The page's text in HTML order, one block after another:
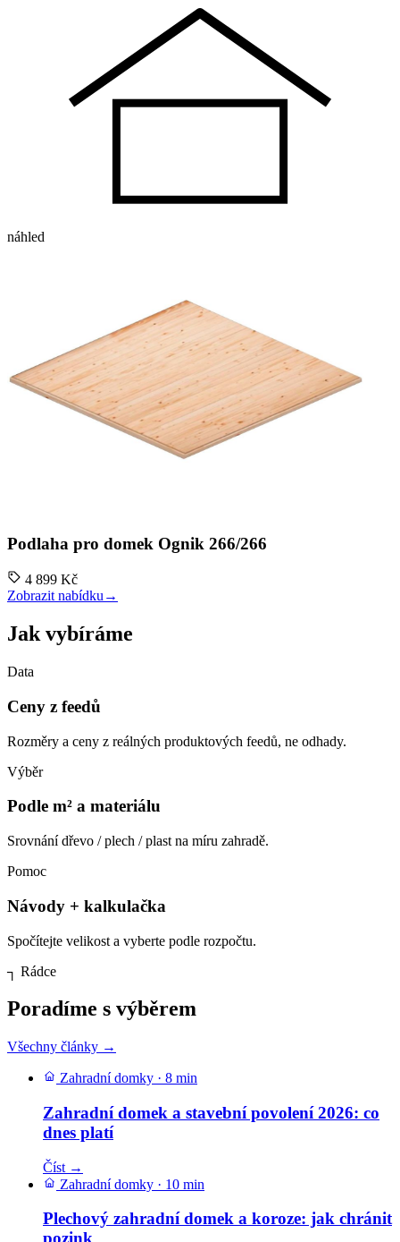
náhled
Podlaha pro domek Ognik 266/266
4 899 Kč
Zobrazit nabídku →
Jak vybíráme
Data
Ceny z feedů
Rozměry a ceny z reálných produktových feedů, ne odhady.
Výběr
Podle m² a materiálu
Srovnání dřevo / plech / plast na míru zahradě.
Pomoc
Návody + kalkulačka
Spočítejte velikost a vyberte podle rozpočtu.
┐ Rádce
Poradíme s výběrem
Všechny články →
Zahradní domky · 8 min
Zahradní domek a stavební povolení 2026: co
dnes platí
Číst →
Zahradní domky · 10 min
Plechový zahradní domek a koroze: jak chránit